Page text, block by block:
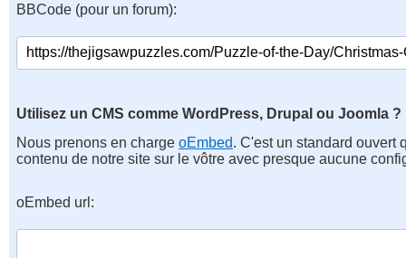
BBCode (pour un forum):
Utilisez un CMS comme WordPress, Drupal ou Joomla ?
Nous prenons en charge oEmbed. C'est un standard ouvert
contenu de notre site sur le vôtre avec presque aucune
oEmbed url: